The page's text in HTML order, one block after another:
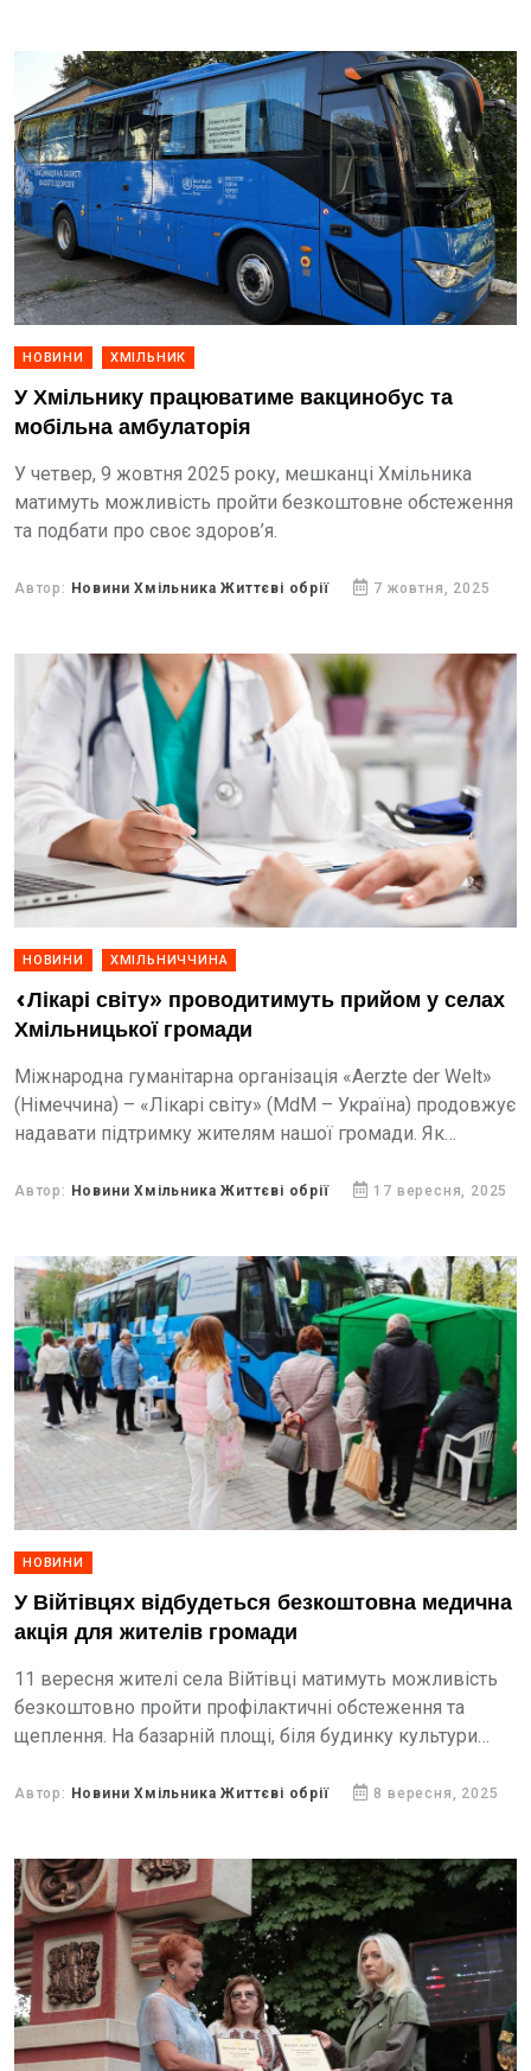
НОВИНИ ХМІЛЬНИК
У Хмільнику працюватиме вакцинобус та
мобільна амбулаторія
У четвер, 9 жовтня 2025 року, мешканці Хмільника
матимуть можливість пройти безкоштовне обстеження
та подбати про своє здоров’я.
Автор: Новини Хмільника Життєві обрії 7 жовтня, 2025
НОВИНИ ХМІЛЬНИЧЧИНА
«Лікарі світу» проводитимуть прийом у селах
Хмільницької громади
Міжнародна гуманітарна організація «Aerzte der Welt»
(Німеччина) – «Лікарі світу» (MdM – Україна) продовжує
надавати підтримку жителям нашої громади. Як
медико-санітарної допомоги найближчими днями
Автор: Новини Хмільника Життєві обрії 17 вересня, 2025
НОВИНИ
У Війтівцях відбудеться безкоштовна медична
акція для жителів громади
11 вересня жителі села Війтівці матимуть можливість
безкоштовно пройти профілактичні обстеження та
щеплення. На базарній площі, біля будинку культури
мобільна амбулаторія Вінницького обласного центру...
Автор: Новини Хмільника Життєві обрії 8 вересня, 2025